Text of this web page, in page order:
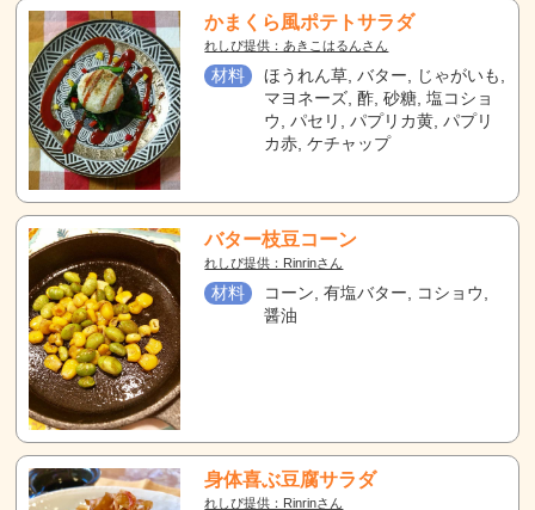
かまくら風ポテトサラダ
れしぴ提供：あきこはるんさん
材料
ほうれん草, バター, じゃがいも,
マヨネーズ, 酢, 砂糖, 塩コショ
ウ, パセリ, パプリカ黄, パプリ
カ赤, ケチャップ
バター枝豆コーン
れしぴ提供：Rinrinさん
材料
コーン, 有塩バター, コショウ,
醤油
身体喜ぶ豆腐サラダ
れしぴ提供：Rinrinさん